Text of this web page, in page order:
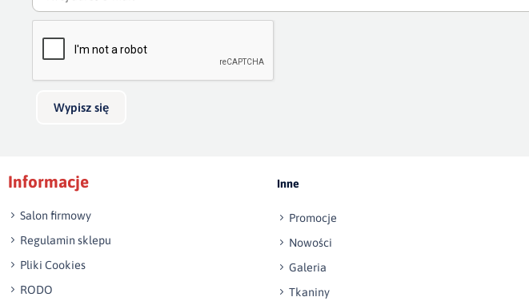
Wypisz się
Informacje
Salon firmowy
Regulamin sklepu
Pliki Cookies
RODO
Inne
Promocje
Nowości
Galeria
Tkaniny